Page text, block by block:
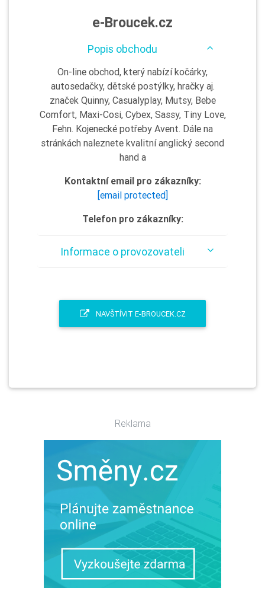
e-Broucek.cz
Popis obchodu
On-line obchod, který nabízí kočárky,
autosedačky, dětské postýlky, hračky aj.
značek Quinny, Casualyplay, Mutsy, Bebe
Comfort, Maxi-Cosi, Cybex, Sassy, Tiny Love,
Fehn. Kojenecké potřeby Avent. Dále na
stránkách naleznete kvalitní anglický second
hand a
Kontaktní email pro zákazníky:
[email protected]
Telefon pro zákazníky:
Informace o provozovateli
NAVŠTÍVIT E-BROUCEK.CZ
Reklama